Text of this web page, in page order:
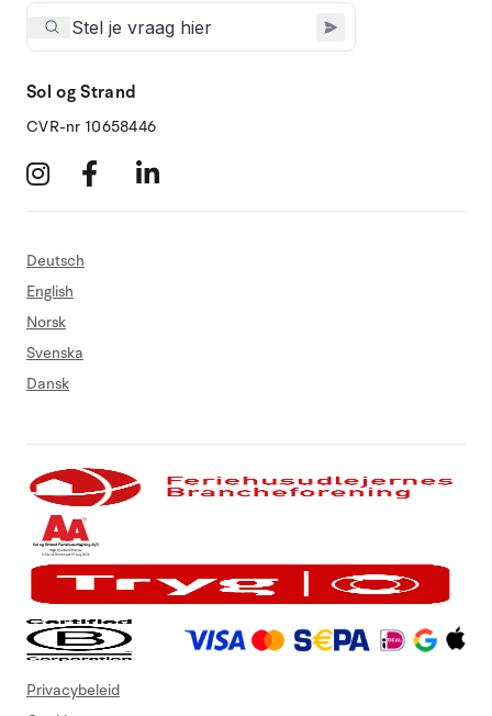
Sol og Strand
CVR-nr 10658446
Deutsch
English
Norsk
Svenska
Dansk
Privacybeleid